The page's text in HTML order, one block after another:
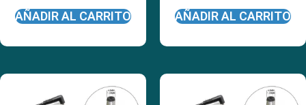
AÑADIR AL CARRITO AÑADIR AL CARRITO